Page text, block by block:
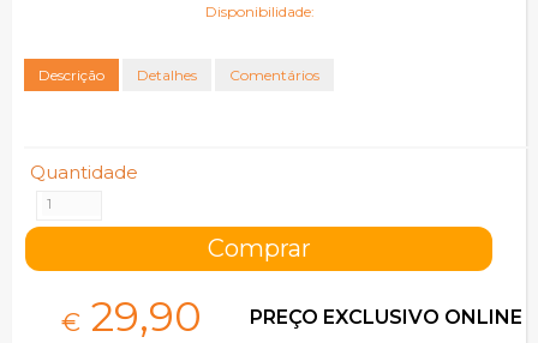
Disponibilidade:
Descrição Detalhes Comentários
Quantidade
€ 29,90 PREÇO EXCLUSIVO ONLINE